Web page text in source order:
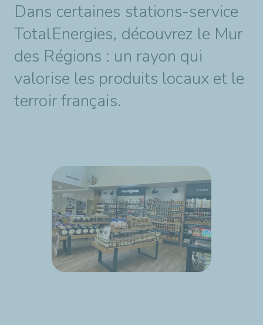
Dans certaines stations-service
TotalEnergies, découvrez le Mur
des Régions : un rayon qui
valorise les produits locaux et le
terroir français.